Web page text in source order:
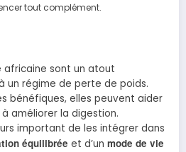
tout complément.
africaine sont un atout
un régime de perte de poids.
bénéfiques, elles peuvent aider
améliorer la digestion.
important de les intégrer dans
équilibrée et d’un mode de vie